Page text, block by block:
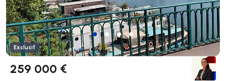
Exclusif
259 000 €